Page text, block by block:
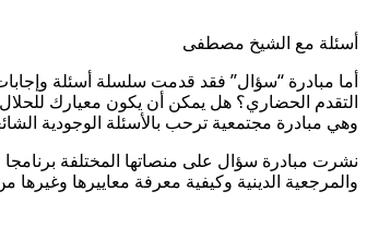
أسئلة مع الشيخ مصطفى
أما مبادرة “سؤال” فقد قدمت سلسلة أسئلة
التقدم الحضاري؟ هل يمكن أن يكون معيارك
وهي مبادرة مجتمعية ترحب بالأسئلة الوجودية
نشرت مبادرة سؤال على منصاتها المختلفة
والمرجعية الدينية وكيفية معرفة معاييرها وغيرها